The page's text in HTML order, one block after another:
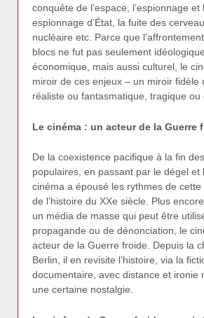
conquête de l’espace, l’espionnage et
espionnage d’État, la fuite des
nucléaire etc. Parce que
blocs ne fut pas seulement
économique, mais aussi culturel, le
miroir de ces enjeux – un miroir fidèle
réaliste ou fantasmatique, tragique ou
Le cinéma : un acteur de la Guerre
De la coexistence pacifique à la fin
populaires, en passant par le dégel et
cinéma a épousé les rythmes de
de l’histoire du XXe siècle. Plus
un média de masse qui peut être
propagande ou de dénonciation, le
acteur de la Guerre froide. Depuis la
Berlin, il en revisite l’histoire, via la
documentaire, avec distance et ironie
une certaine nostalgie.